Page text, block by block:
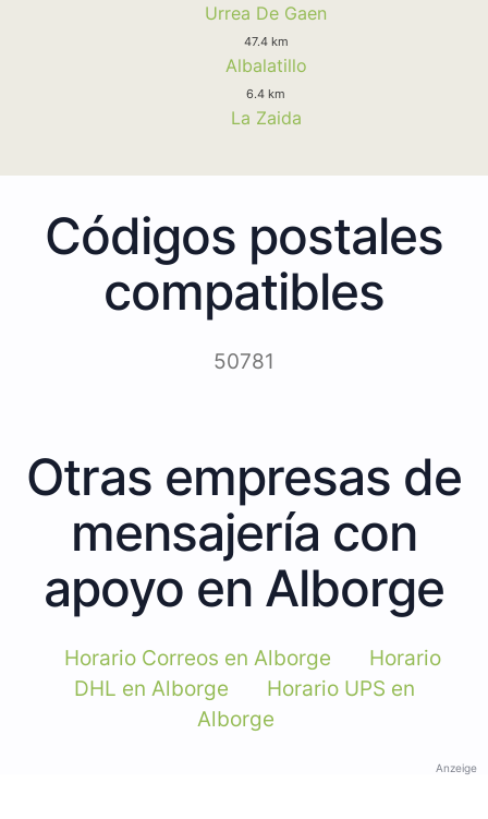
Urrea De Gaen
47.4 km
Albalatillo
6.4 km
La Zaida
Códigos postales
compatibles
50781
Otras empresas de
mensajería con
apoyo en Alborge
Horario Correos en Alborge
Horario
DHL en Alborge
Horario UPS en
Alborge
Anzeige